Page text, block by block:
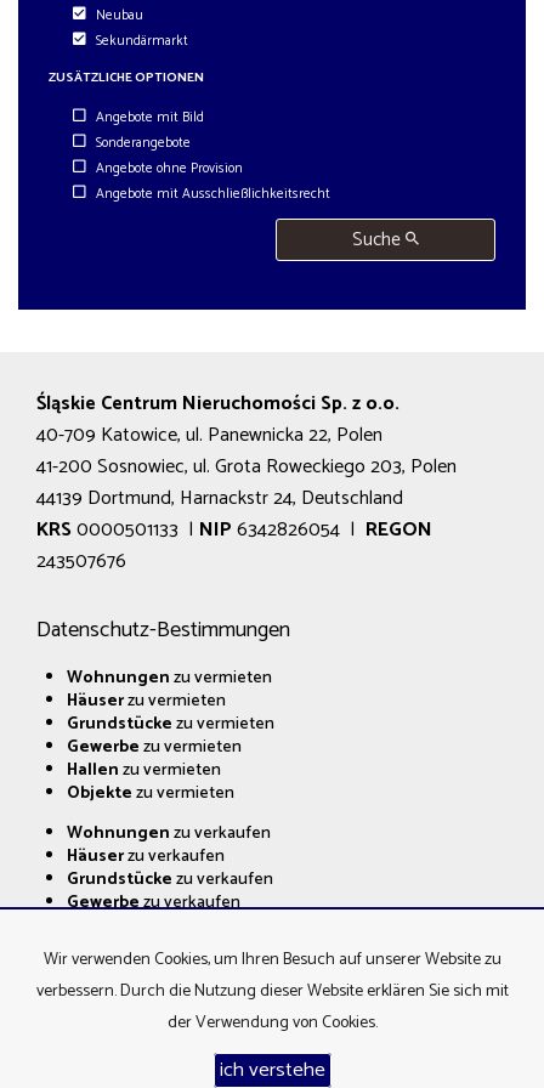
Neubau
Sekundärmarkt
ZUSÄTZLICHE OPTIONEN
Angebote mit Bild
Sonderangebote
Angebote ohne Provision
Angebote mit Ausschließlichkeitsrecht
Suche
Śląskie Centrum Nieruchomości Sp. z o.o.
40-709 Katowice, ul. Panewnicka 22, Polen
41-200 Sosnowiec, ul. Grota Roweckiego 203, Polen
44139 Dortmund, Harnackstr 24, Deutschland
KRS0000501133 | NIP6342826054 | REGON
243507676
Datenschutz-Bestimmungen
Wohnungenzu vermieten
Häuserzu vermieten
Grundstückezu vermieten
Gewerbezu vermieten
Hallenzu vermieten
Objektezu vermieten
Wohnungenzu verkaufen
Häuserzu verkaufen
Grundstückezu verkaufen
Gewerbezu verkaufen
Objektezu verkaufen
ŚLĄSKIE CENTRUM NIERUCHOMOŚCI Sp. z o.o.
ImmobilienmaklerGalactica Virgo
Wir verwenden Cookies, um Ihren Besuch auf unserer Website zu
verbessern. Durch die Nutzung dieser Website erklären Sie sich mit
der Verwendung von Cookies.
ich verstehe